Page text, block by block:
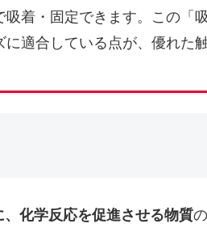
着・固定できます。この「
適合している点が、優れた
化学反応を促進させる物質